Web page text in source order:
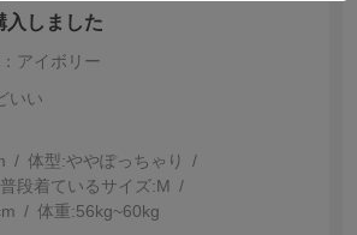
入しました
アイボリー
いい
体型:ぽっちゃり
普段着ているサイズ:M
体重:56kg~60kg